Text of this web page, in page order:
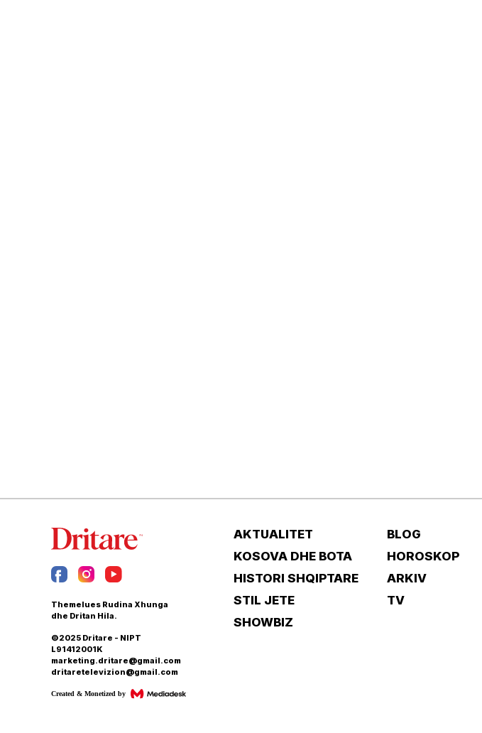
Themelues Rudina Xhunga
dhe Dritan Hila.
©2025 Dritare - NIPT
L91412001K
marketing.dritare@gmail.com
dritaretelevizion@gmail.com
Created & Monetized by
AKTUALITET
KOSOVA DHE BOTA
HISTORI SHQIPTARE
STIL JETE
SHOWBIZ
BLOG
HOROSKOP
ARKIV
TV